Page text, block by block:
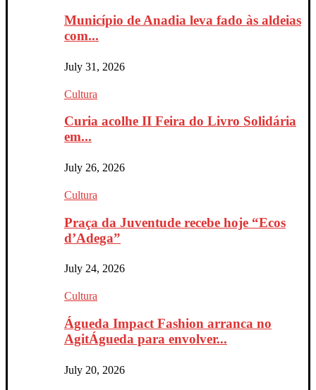
Município de Anadia leva fado às aldeias
com...
July 31, 2026
Cultura
Curia acolhe II Feira do Livro Solidária
em...
July 26, 2026
Cultura
Praça da Juventude recebe hoje “Ecos
d’Adega”
July 24, 2026
Cultura
Águeda Impact Fashion arranca no
AgitÁgueda para envolver...
July 20, 2026